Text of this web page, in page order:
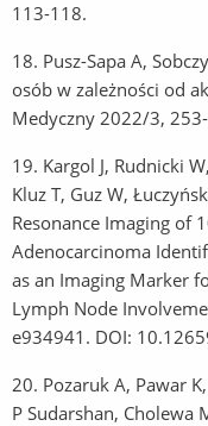
113-118.
18. Pusz-Sapa A,
osób w zależności od
Medyczny 2022/3,
19. Kargol J, Rudnicki
Kluz T, Guz W,
Resonance Imaging of
Adenocarcinoma
as an Imaging Marker
Lymph Node
e934941. DOI:
20. Pozaruk A, Pawar
P Sudarshan, Cholewa